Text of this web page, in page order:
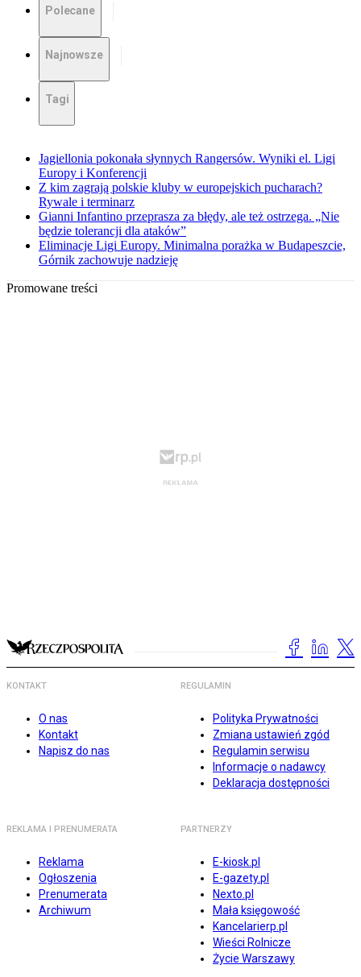
Polecane
Najnowsze
Tagi
Jagiellonia pokonała słynnych Rangersów. Wyniki el. Ligi
Europy i Konferencji
Z kim zagrają polskie kluby w europejskich pucharach?
Rywale i terminarz
Gianni Infantino przeprasza za błędy, ale też ostrzega. „Nie
będzie tolerancji dla ataków”
Eliminacje Ligi Europy. Minimalna porażka w Budapeszcie,
Górnik zachowuje nadzieję
Promowane treści
KONTAKT
O nas
Kontakt
Napisz do nas
REGULAMIN
Polityka Prywatności
Zmiana ustawień zgód
Regulamin serwisu
Informacje o nadawcy
Deklaracja dostępności
REKLAMA I PRENUMERATA
Reklama
Ogłoszenia
Prenumerata
Archiwum
PARTNERZY
E-kiosk.pl
E-gazety.pl
Nexto.pl
Mała księgowość
Kancelarierp.pl
Wieści Rolnicze
Życie Warszawy